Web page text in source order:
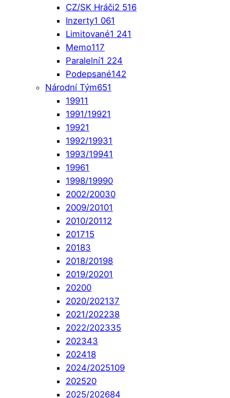
CZ/SK Hráči2 516
Inzerty1 061
Limitované1 241
Memo117
Paralelní1 224
Podepsané142
Národní Tým651
19911
1991/19921
19921
1992/19931
1993/19941
19961
1998/19990
2002/20030
2009/20101
2010/20112
201715
20183
2018/20198
2019/20201
20200
2020/202137
2021/202238
2022/202335
202343
202418
2024/2025109
202520
2025/202684